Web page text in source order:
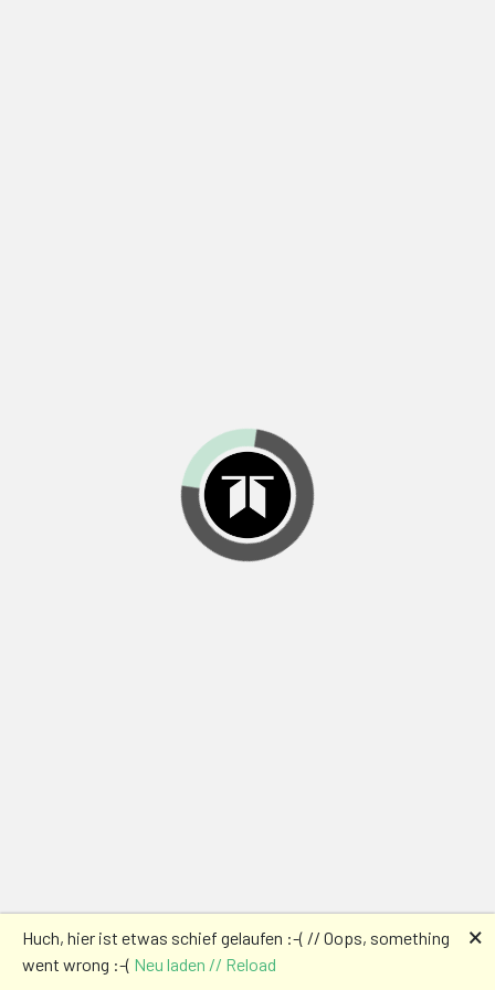
Huch, hier ist etwas schief gelaufen :-( // Oops, something
went wrong :-( Neu laden // Reload
🗙